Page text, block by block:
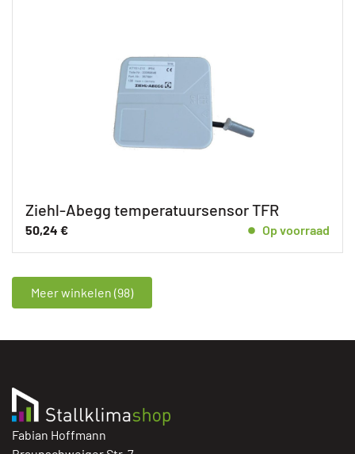
Ziehl-Abegg temperatuursensor TFR
50,24 € Op voorraad
Meer winkelen (98)
Fabian Hoffmann